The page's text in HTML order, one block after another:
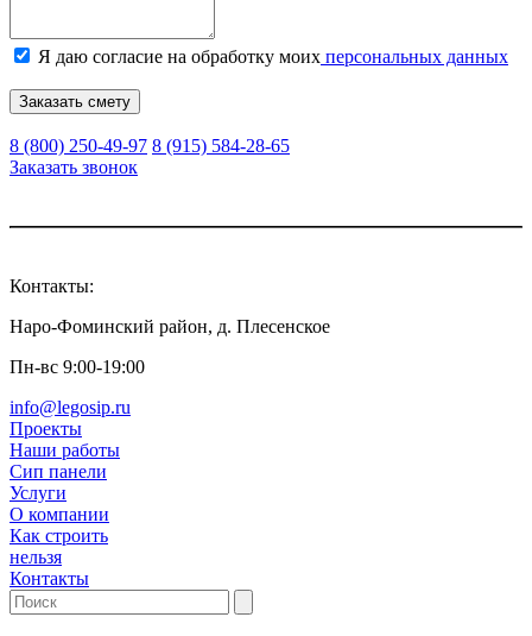
Я даю согласие на обработку моих персональных данных
Заказать смету
8 (800) 250-49-97 8 (915) 584-28-65
Заказать звонок
Контакты:
Наро-Фоминский район, д. Плесенское
Пн-вс 9:00-19:00
info@legosip.ru
Проекты
Наши работы
Сип панели
Услуги
О компании
Как строить
нельзя
Контакты